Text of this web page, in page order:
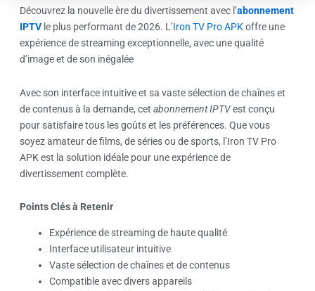
Découvrez la nouvelle ère du divertissement avec l’abonnement
IPTVle plus performant de 2026. L’Iron TV Pro APKoffre une
expérience de streaming exceptionnelle, avec une qualité
d’image et de son inégalée
Avec son interface intuitive et sa vaste sélection de chaînes et
de contenus à la demande, cet abonnement IPTVest conçu
pour satisfaire tous les goûts et les préférences. Que vous
soyez amateur de films, de séries ou de sports, l’Iron TV Pro
APK est la solution idéale pour une expérience de
divertissement complète.
Points Clés à Retenir
Expérience de streaming de haute qualité
Interface utilisateur intuitive
Vaste sélection de chaînes et de contenus
Compatible avec divers appareils